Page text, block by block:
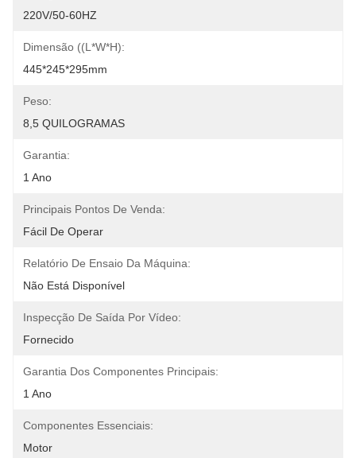
220V/50-60HZ
Dimensão ((L*W*H):
445*245*295mm
Peso:
8,5 QUILOGRAMAS
Garantia:
1 Ano
Principais Pontos De Venda:
Fácil De Operar
Relatório De Ensaio Da Máquina:
Não Está Disponível
Inspecção De Saída Por Vídeo:
Fornecido
Garantia Dos Componentes Principais:
1 Ano
Componentes Essenciais:
Motor